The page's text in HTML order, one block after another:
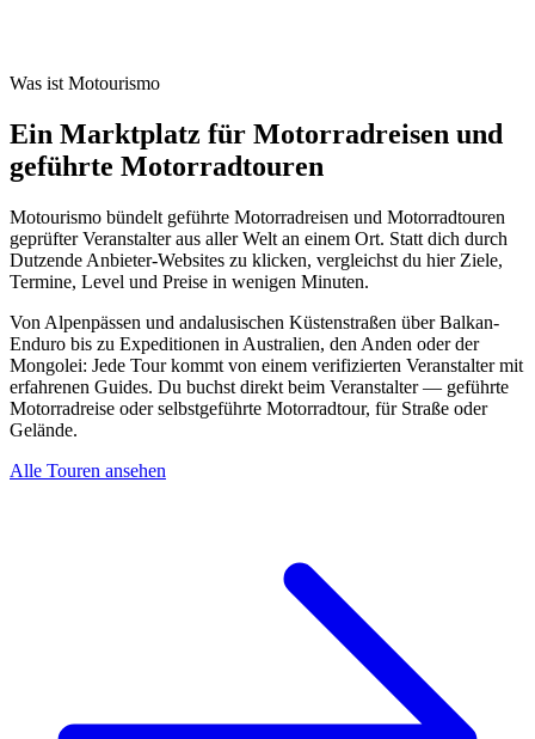
Was ist Motourismo
Ein Marktplatz für Motorradreisen und
geführte Motorradtouren
Motourismo bündelt geführte Motorradreisen und Motorradtouren
geprüfter Veranstalter aus aller Welt an einem Ort. Statt dich durch
Dutzende Anbieter-Websites zu klicken, vergleichst du hier Ziele,
Termine, Level und Preise in wenigen Minuten.
Von Alpenpässen und andalusischen Küstenstraßen über Balkan-
Enduro bis zu Expeditionen in Australien, den Anden oder der
Mongolei: Jede Tour kommt von einem verifizierten Veranstalter mit
erfahrenen Guides. Du buchst direkt beim Veranstalter — geführte
Motorradreise oder selbstgeführte Motorradtour, für Straße oder
Gelände.
Alle Touren ansehen